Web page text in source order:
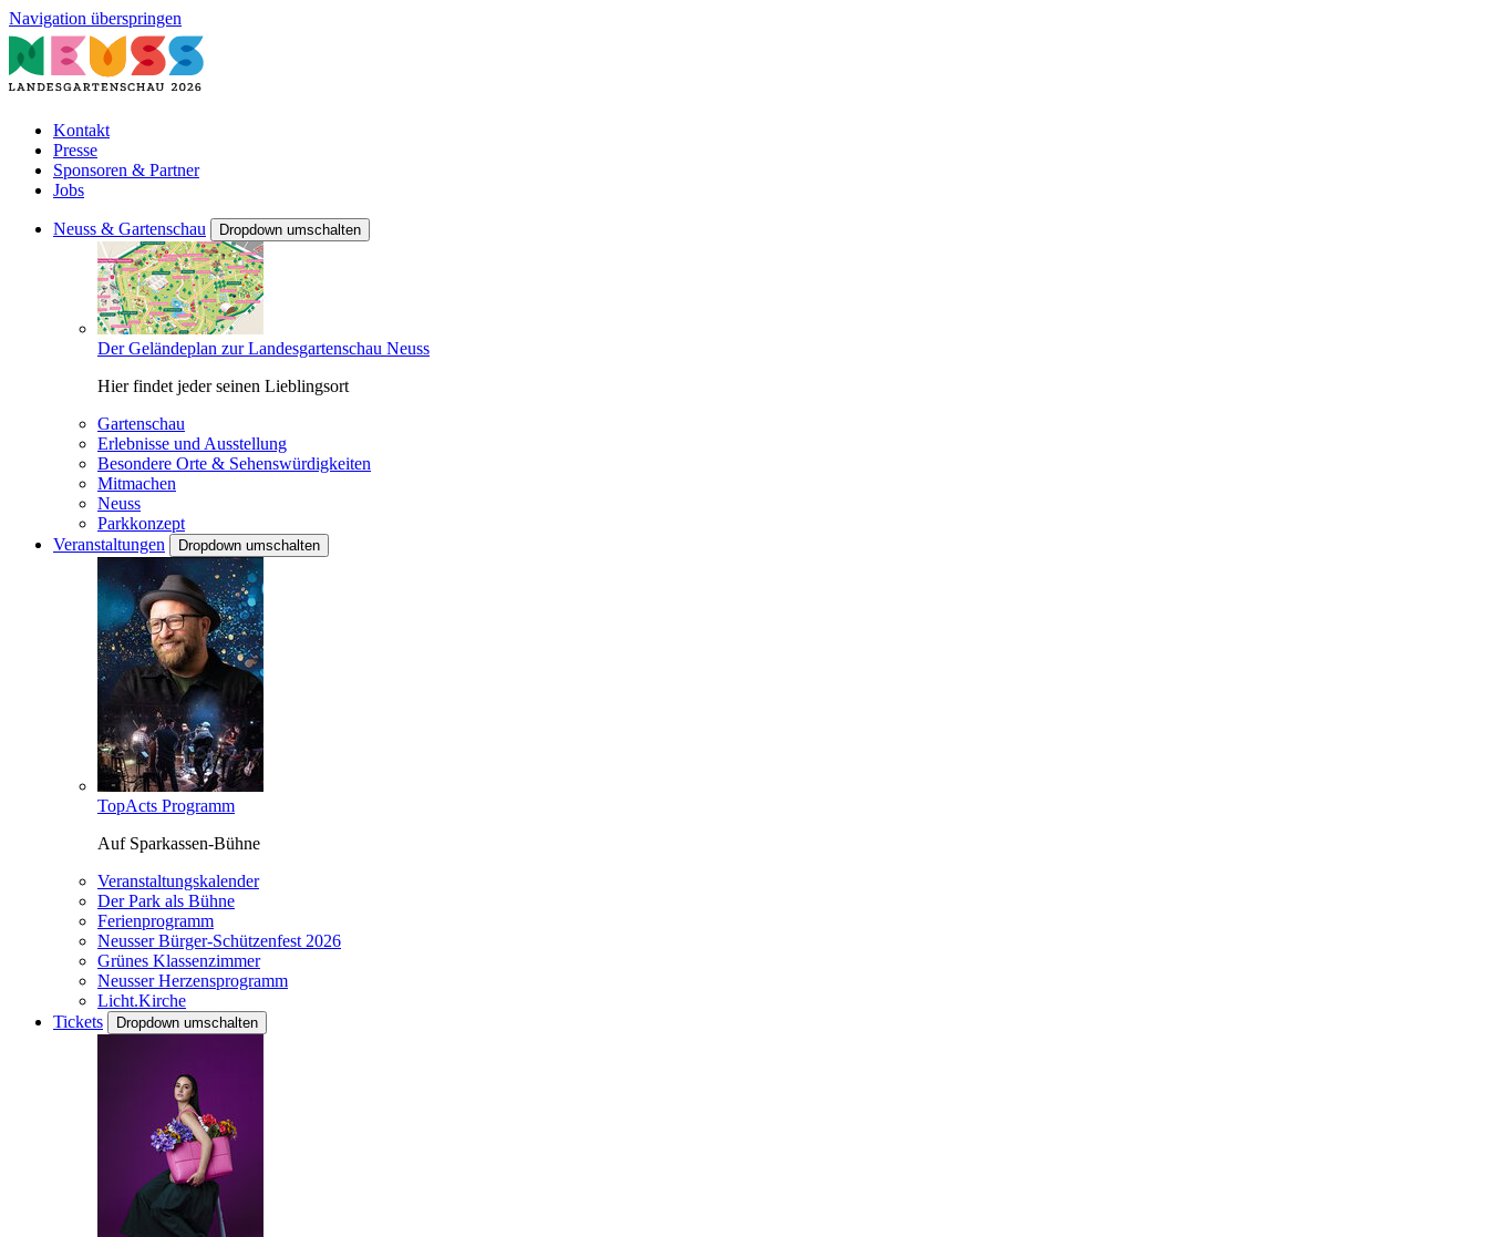
Navigation überspringen
Kontakt
Presse
Sponsoren & Partner
Jobs
Neuss & Gartenschau Dropdown umschalten
Der Geländeplan zur Landesgartenschau Neuss
Hier findet jeder seinen Lieblingsort
Gartenschau
Erlebnisse und Ausstellung
Besondere Orte & Sehenswürdigkeiten
Mitmachen
Neuss
Parkkonzept
Veranstaltungen
Dropdown umschalten
TopActs Programm
Auf Sparkassen-Bühne
Veranstaltungskalender
Der Park als Bühne
Ferienprogramm
Neusser Bürger-Schützenfest 2026
Grünes Klassenzimmer
Neusser Herzensprogramm
Licht.Kirche
Tickets
Dropdown umschalten